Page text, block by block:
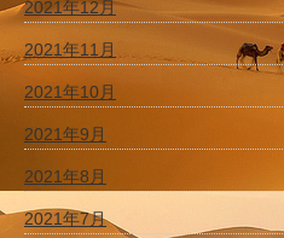
2021年12月
2021年11月
2021年10月
2021年9月
2021年8月
2021年7月